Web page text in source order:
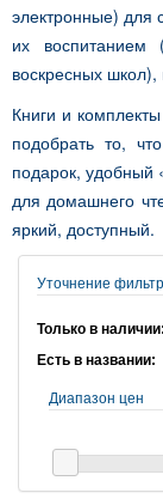
электронные) для
их
воскресных школ),
Книги и
подобрать то,
подарок, удобный
для домашнего
яркий, доступный.
Уточнение
Только в наличии:
Есть в названии:
Диапазон цен